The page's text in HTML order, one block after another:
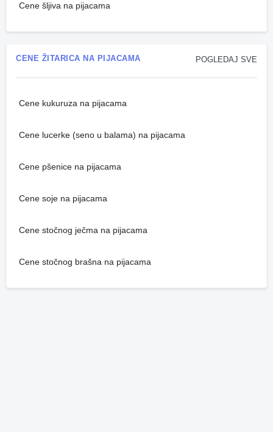
Cene šljiva na pijacama
POGLEDAJ SVE
CENE ŽITARICA NA PIJACAMA
Cene kukuruza na pijacama
Cene lucerke (seno u balama) na pijacama
Cene pšenice na pijacama
Cene soje na pijacama
Cene stočnog ječma na pijacama
Cene stočnog brašna na pijacama